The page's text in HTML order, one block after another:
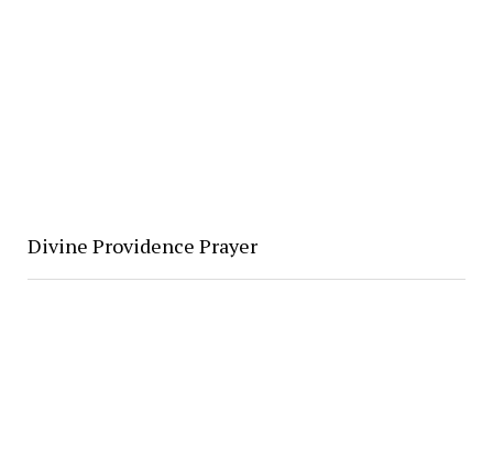
Divine Providence Prayer